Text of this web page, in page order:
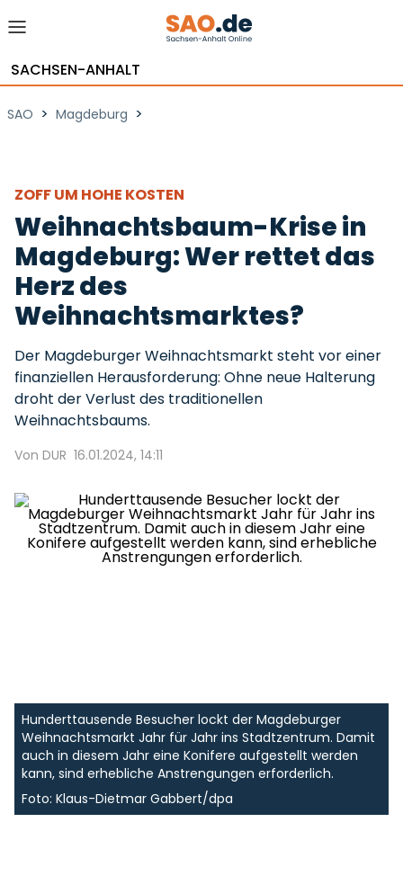
SACHSEN-ANHALT
SAO > Magdeburg >
ZOFF UM HOHE KOSTEN
Weihnachtsbaum-Krise in
Magdeburg: Wer rettet das
Herz des
Weihnachtsmarktes?
Der Magdeburger Weihnachtsmarkt steht vor einer
finanziellen Herausforderung: Ohne neue Halterung
droht der Verlust des traditionellen
Weihnachtsbaums.
Von DUR 16.01.2024, 14:11
Hunderttausende Besucher lockt der Magdeburger
Weihnachtsmarkt Jahr für Jahr ins Stadtzentrum. Damit
auch in diesem Jahr eine Konifere aufgestellt werden
kann, sind erhebliche Anstrengungen erforderlich.
Foto: Klaus-Dietmar Gabbert/dpa